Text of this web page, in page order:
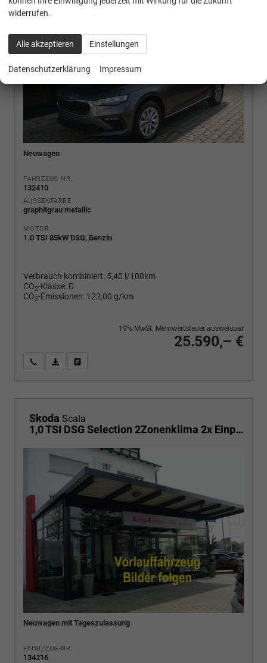
Neuwagen
FAHRZEUG-NR.
132410
AUSSENFARBE
graphitgrau metallic
MOTOR
1.0 TSI 85kW DSG, Benzin
Verbrauch kombiniert: 5,40 l/100km
CO2-Klasse: D
CO2-Emissionen: 123,00 g/km
25.590,– €
19% MwSt. Mehrwertsteuer ausweisbar
Wir rufen Sie anPDF-Fahrzeugexposé drucken
Skoda Scala
1,0 TSI DSG Selection 2Zonenklima 2x Einparkhilfe Kamera LED el.Heckklappe beheitzte Frontscheibe 5J Garantie
Neuwagen mit Tageszulassung
FAHRZEUG-NR.
134216
widerrufen.
Alle akzeptieren Einstellungen
Datenschutzerklärung Impressum